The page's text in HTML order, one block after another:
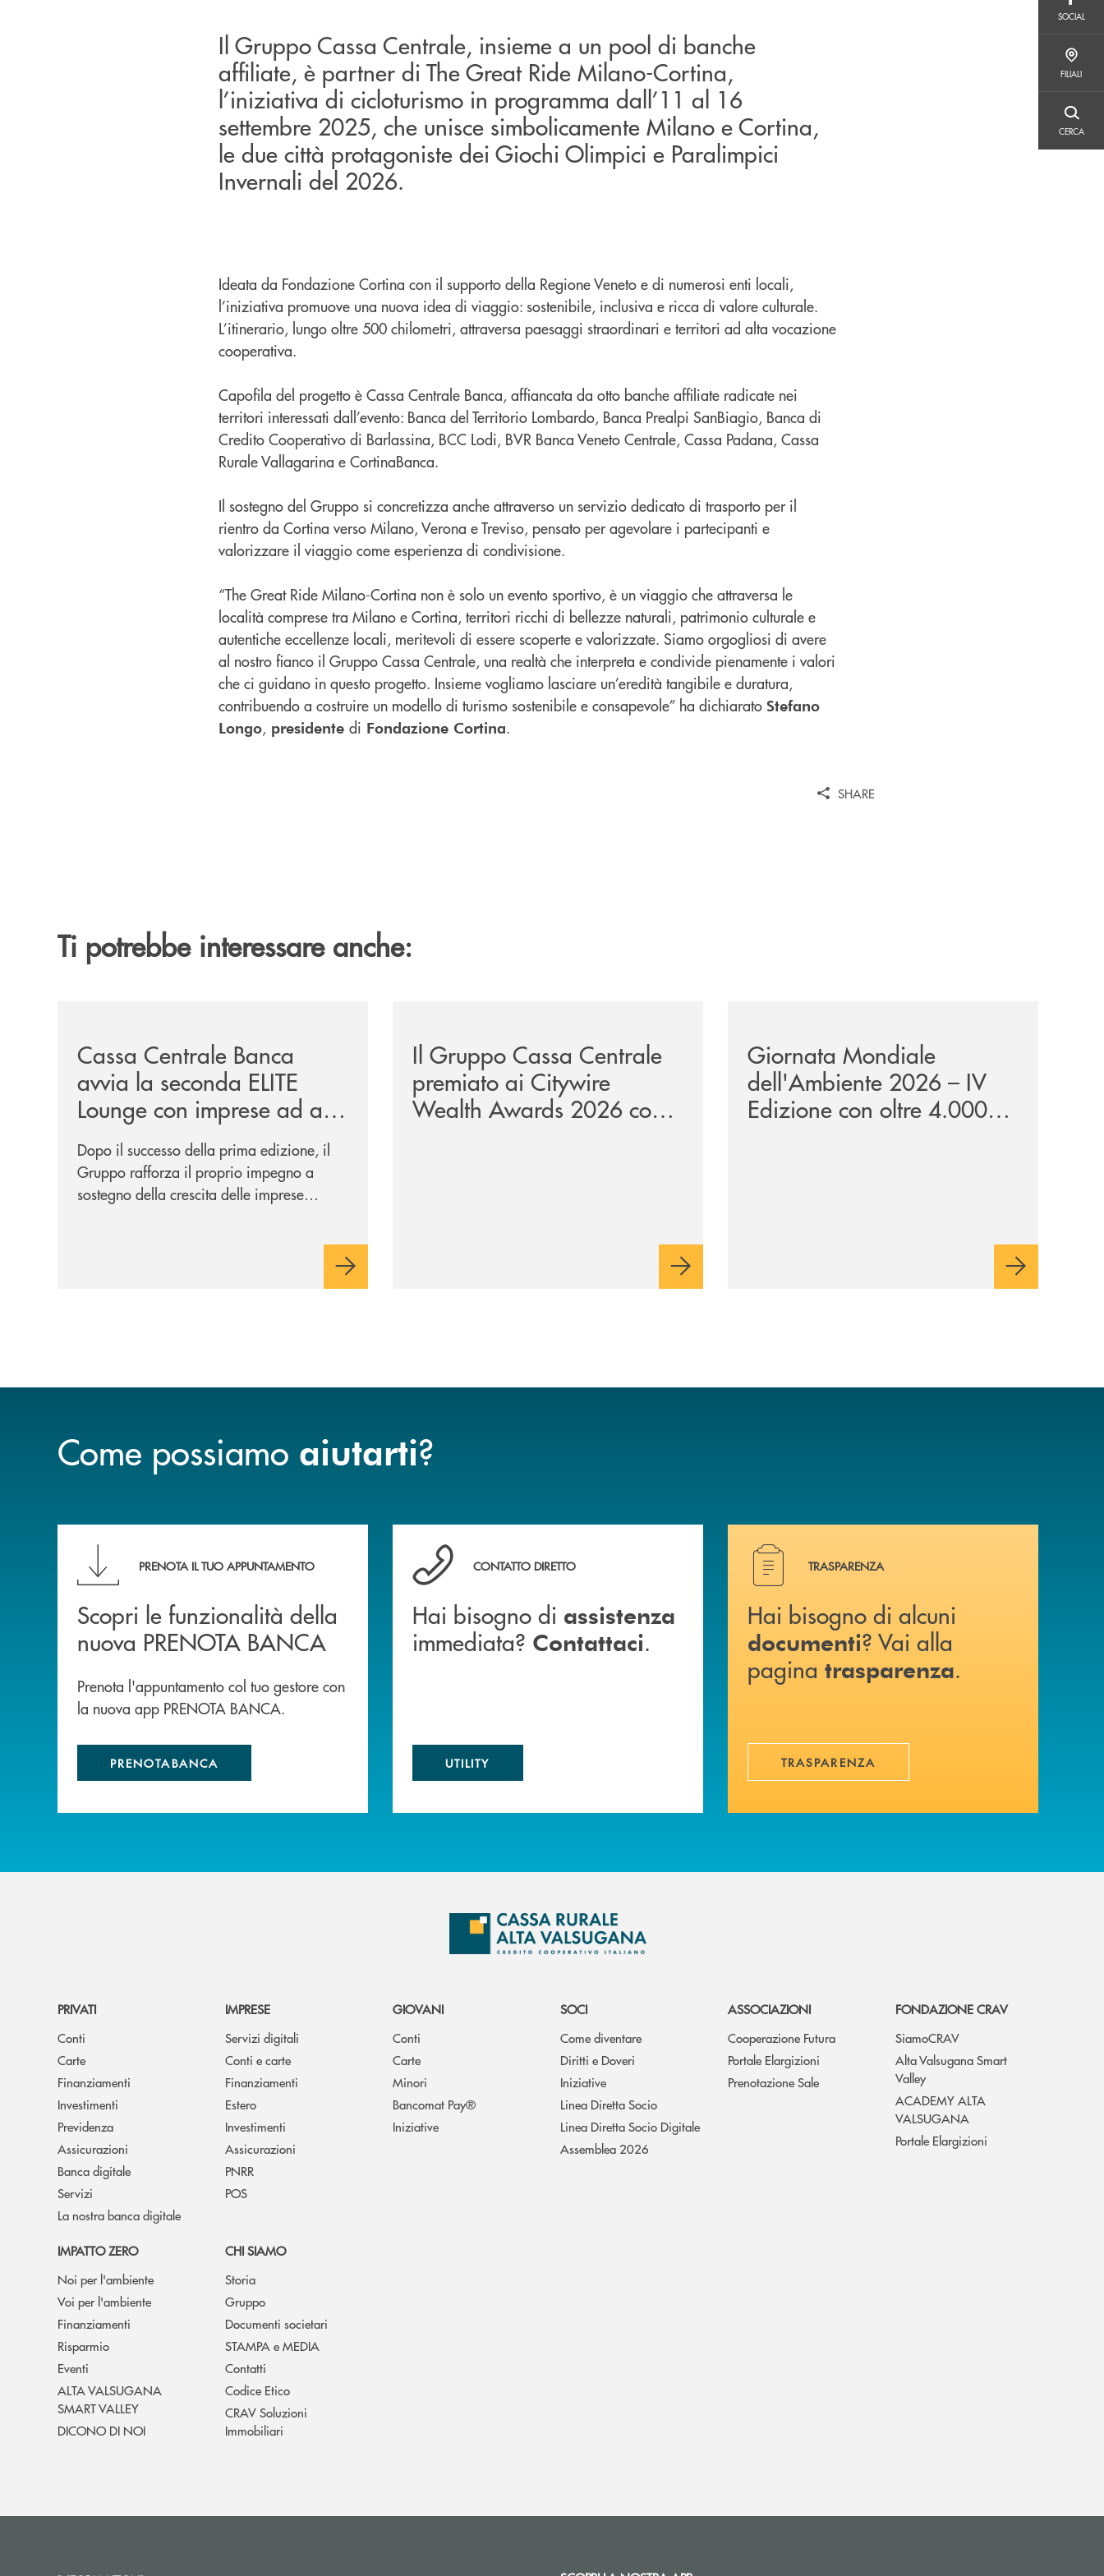
SOCIAL
FILIALI
CERCA
Il Gruppo Cassa Centrale, insieme a un pool di banche
affiliate, è partner di The Great Ride Milano-Cortina,
l’iniziativa di cicloturismo in programma dall’11 al 16
settembre 2025, che unisce simbolicamente Milano e Cortina,
le due città protagoniste dei Giochi Olimpici e Paralimpici
Invernali del 2026.
Ideata da Fondazione Cortina con il supporto della Regione Veneto e di numerosi enti locali,
l’iniziativa promuove una nuova idea di viaggio: sostenibile, inclusiva e ricca di valore culturale.
L’itinerario, lungo oltre 500 chilometri, attraversa paesaggi straordinari e territori ad alta vocazione
cooperativa.
Capofila del progetto è Cassa Centrale Banca, affiancata da otto banche affiliate radicate nei
territori interessati dall’evento: Banca del Territorio Lombardo, Banca Prealpi SanBiagio, Banca di
Credito Cooperativo di Barlassina, BCC Lodi, BVR Banca Veneto Centrale, Cassa Padana, Cassa
Rurale Vallagarina e CortinaBanca.
Il sostegno del Gruppo si concretizza anche attraverso un servizio dedicato di trasporto per il
rientro da Cortina verso Milano, Verona e Treviso, pensato per agevolare i partecipanti e
valorizzare il viaggio come esperienza di condivisione.
“The Great Ride Milano-Cortina non è solo un evento sportivo, è un viaggio che attraversa le
località comprese tra Milano e Cortina, territori ricchi di bellezze naturali, patrimonio culturale e
autentiche eccellenze locali, meritevoli di essere scoperte e valorizzate. Siamo orgogliosi di avere
al nostro fianco il Gruppo Cassa Centrale, una realtà che interpreta e condivide pienamente i valori
che ci guidano in questo progetto. Insieme vogliamo lasciare un’eredità tangibile e duratura,
contribuendo a costruire un modello di turismo sostenibile e consapevole” ha dichiarato Stefano
Longo, presidente di Fondazione Cortina.
SHARE
Ti potrebbe interessare anche:
Cassa Centrale Banca
avvia la seconda ELITE
Lounge con imprese ad alto
potenziale
Dopo il successo della prima edizione, il
Gruppo rafforza il proprio impegno a
sostegno della crescita delle imprese
Il Gruppo Cassa Centrale
premiato ai Citywire
Wealth Awards 2026 come
Giornata Mondiale
dell'Ambiente 2026 – IV
Edizione con oltre 4.000
Come possiamo aiutarti?
PRENOTA IL TUO APPUNTAMENTO
Scopri le funzionalità della
nuova PRENOTA BANCA
Prenota l'appuntamento col tuo gestore con
la nuova app PRENOTA BANCA.
PRENOTABANCA
Hai bisogno di assistenza immediata? Contattaci .
CONTATTO DIRETTO
Hai bisogno di assistenza
immediata? Contattaci.
UTILITY
Hai bisogno di alcuni documenti ? Vai alla pagina
TRASPARENZA
Hai bisogno di alcuni
documenti? Vai alla
pagina trasparenza.
TRASPARENZA
PRIVATI
Conti
Carte
Finanziamenti
Investimenti
Previdenza
Assicurazioni
Banca digitale
Servizi
La nostra banca digitale
IMPRESE
Servizi digitali
Conti e carte
Finanziamenti
Estero
Investimenti
Assicurazioni
PNRR
POS
GIOVANI
Conti
Carte
Minori
Bancomat Pay®
Iniziative
SOCI
Come diventare
Diritti e Doveri
Iniziative
Linea Diretta Socio
Linea Diretta Socio Digitale
Assemblea 2026
ASSOCIAZIONI
Cooperazione Futura
Portale Elargizioni
Prenotazione Sale
FONDAZIONE CRAV
SiamoCRAV
Alta Valsugana Smart
Valley
ACADEMY ALTA
VALSUGANA
Portale Elargizioni
IMPATTO ZERO
Noi per l'ambiente
Voi per l'ambiente
Finanziamenti
Risparmio
Eventi
ALTA VALSUGANA
SMART VALLEY
DICONO DI NOI
CHI SIAMO
Storia
Gruppo
Documenti societari
STAMPA e MEDIA
Contatti
Codice Etico
CRAV Soluzioni
Immobiliari